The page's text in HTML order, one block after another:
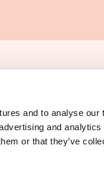
and to analyse our
and analytics
or that they’ve